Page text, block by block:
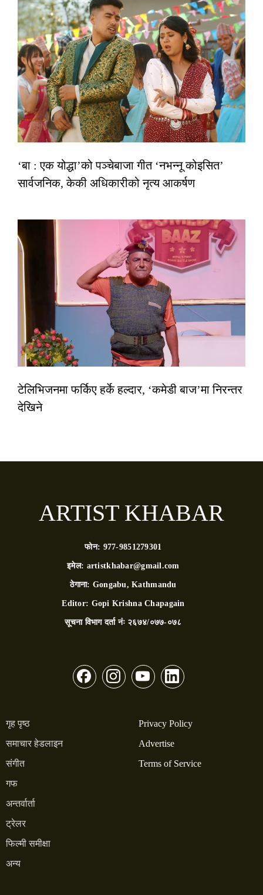
‘बा : एक योद्धा’को पञ्चेबाजा गीत ‘नभन्नू कोइसित’
सार्वजनिक, केकी अधिकारीको नृत्य आकर्षण
टेलिभिजनमा फर्किए हर्के हल्दार, ‘कमेडी बाज’मा निरन्तर
देखिने
ARTIST KHABAR
फोन: 977-9851279301
इमेल: artistkhabar@gmail.com
ठेगाना: Gongabu, Kathmandu
Editor: Gopi Krishna Chapagain
सूचना विभाग दर्ता नंः २६७४/०७७-०७८
गृह पृष्ठ
समाचार हेडलाइन
संगीत
गफ
अन्तर्वार्ता
ट्रेलर
फिल्मी समीक्षा
अन्य
Privacy Policy
Advertise
Terms of Service